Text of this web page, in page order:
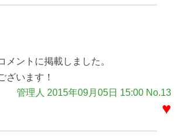
メントに掲載しました。
ざいます！
管理人 2015年09月05日 15:00 No.13
♥